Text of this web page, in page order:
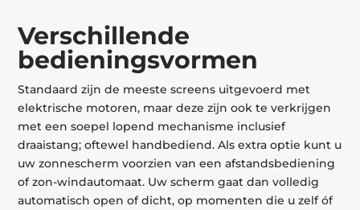
Verschillende
bedieningsvormen
Standaard zijn de meeste screens uitgevoerd met
elektrische motoren, maar deze zijn ook te verkrijgen
met een soepel lopend mechanisme inclusief
draaistang; oftewel handbediend. Als extra optie kunt u
uw zonnescherm voorzien van een afstandsbediening
of zon-windautomaat. Uw scherm gaat dan volledig
automatisch open of dicht, op momenten die u zelf óf